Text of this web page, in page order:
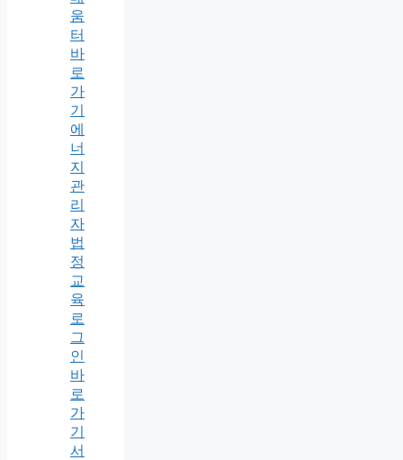
움
터
바
로
가
기
에
너
지
관
리
자
법
정
교
육
로
그
인
바
로
가
기
서